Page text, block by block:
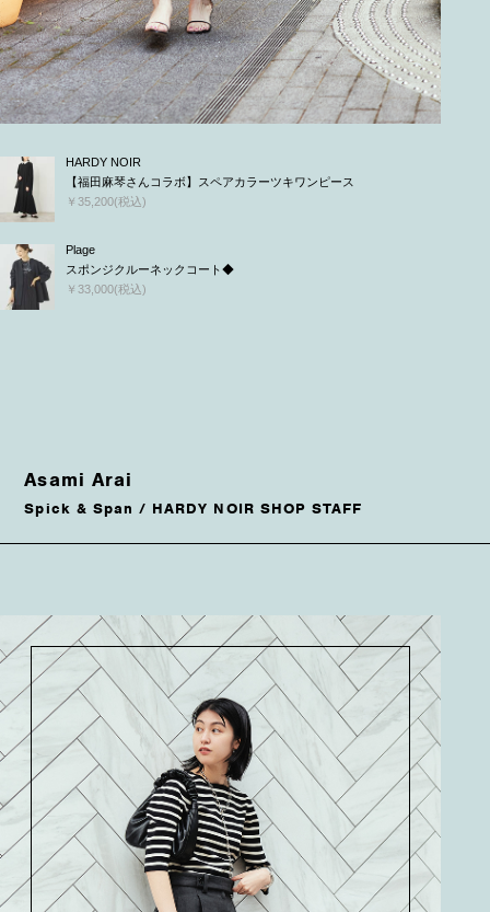
HARDY NOIR
【福田麻琴さんコラボ】スペアカラーツキワンピース
￥35,200(税込)
Plage
スポンジクルーネックコート◆
￥33,000(税込)
Asami Arai
Spick & Span / HARDY NOIR SHOP STAFF